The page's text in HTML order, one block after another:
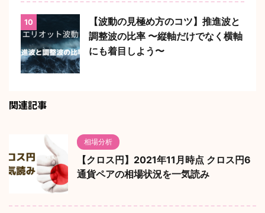
10
【波動の見極め方のコツ】推進波と
調整波の比率 〜縦軸だけでなく横軸
にも着目しよう〜
関連記事
相場分析
【クロス円】2021年11月時点 クロス円6
通貨ペアの相場状況を一気読み